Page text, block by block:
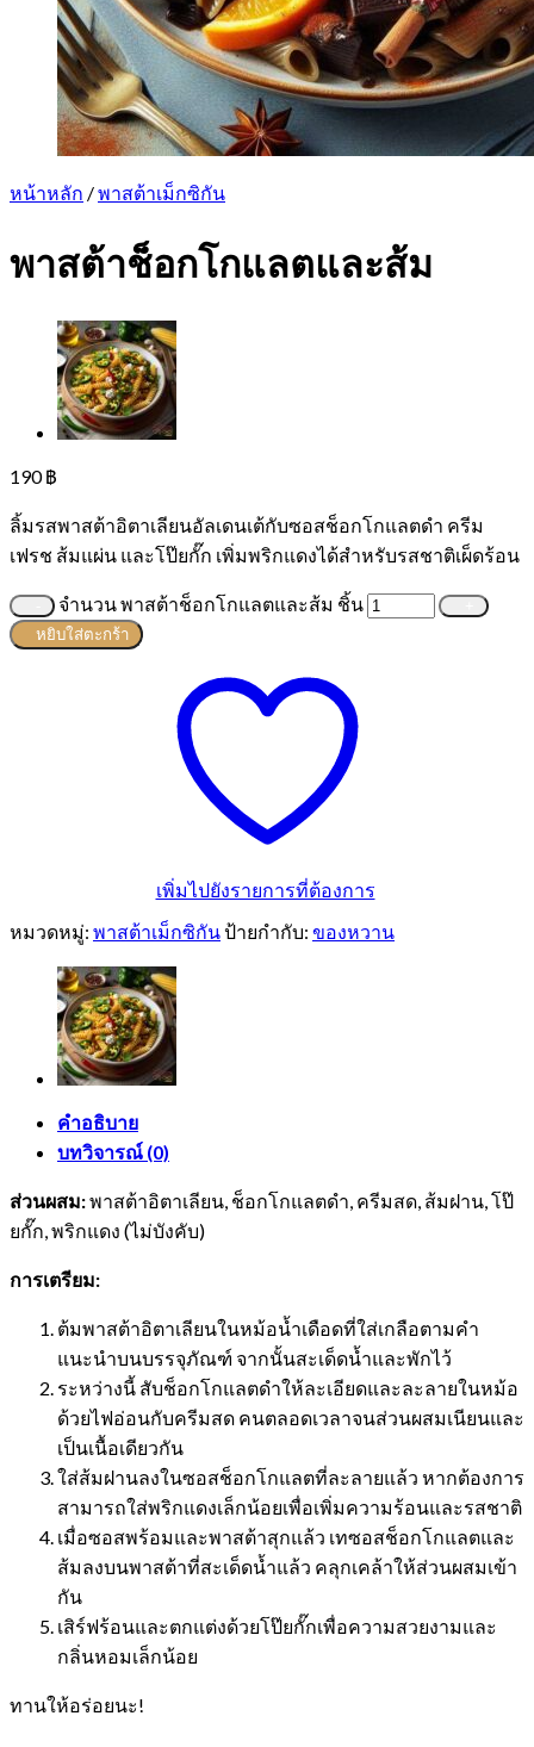
หน้าหลัก /พาสต้าเม็กซิกัน
พาสต้าช็อกโกแลตและส้ม
190฿
ลิ้มรสพาสต้าอิตาเลียนอัลเดนเต้กับซอสช็อกโกแลตดำ ครีม
เฟรช ส้มแผ่น และโป๊ยกั๊ก เพิ่มพริกแดงได้สำหรับรสชาติเผ็ดร้อน
จำนวน พาสต้าช็อกโกแลตและส้ม ชิ้น
หยิบใส่ตะกร้า
เพิ่มไปยังรายการที่ต้องการ
หมวดหมู่: พาสต้าเม็กซิกันป้ายกำกับ: ของหวาน
คำอธิบาย
บทวิจารณ์ (0)
ส่วนผสม:พาสต้าอิตาเลียน, ช็อกโกแลตดำ, ครีมสด, ส้มฝาน, โป๊
ยกั๊ก, พริกแดง (ไม่บังคับ)
การเตรียม:
ต้มพาสต้าอิตาเลียนในหม้อน้ำเดือดที่ใส่เกลือตามคำ
แนะนำบนบรรจุภัณฑ์ จากนั้นสะเด็ดน้ำและพักไว้
ระหว่างนี้ สับช็อกโกแลตดำให้ละเอียดและละลายในหม้อ
ด้วยไฟอ่อนกับครีมสด คนตลอดเวลาจนส่วนผสมเนียนและ
เป็นเนื้อเดียวกัน
ใส่ส้มฝานลงในซอสช็อกโกแลตที่ละลายแล้ว หากต้องการ
สามารถใส่พริกแดงเล็กน้อยเพื่อเพิ่มความร้อนและรสชาติ
เมื่อซอสพร้อมและพาสต้าสุกแล้ว เทซอสช็อกโกแลตและ
ส้มลงบนพาสต้าที่สะเด็ดน้ำแล้ว คลุกเคล้าให้ส่วนผสมเข้า
กัน
เสิร์ฟร้อนและตกแต่งด้วยโป๊ยกั๊กเพื่อความสวยงามและ
กลิ่นหอมเล็กน้อย
ทานให้อร่อยนะ!